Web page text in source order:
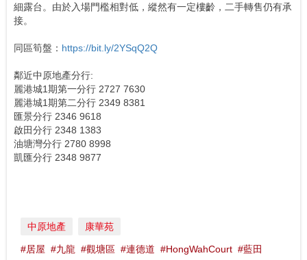
細露台。由於入場門檻相對低，縱然有一定樓齡，二手轉售仍有承
接。
同區筍盤： https://bit.ly/2YSqQ2Q
鄰近中原地產分行:
麗港城1期第一分行 2727 7630
麗港城1期第二分行 2349 8381
匯景分行 2346 9618
啟田分行 2348 1383
油塘灣分行 2780 8998
凱匯分行 2348 9877
中原地產 康華苑
#居屋 #九龍 #觀塘區 #連德道 #HongWahCourt #藍田